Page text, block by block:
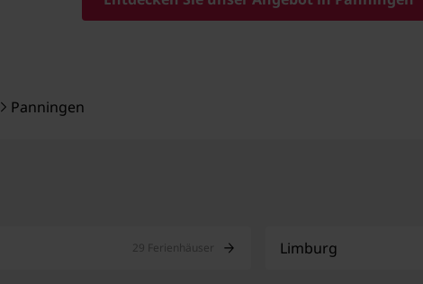
Panningen
29 Ferienhäuser Limburg